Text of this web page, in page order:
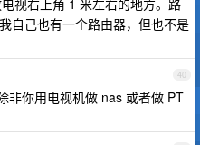
视右上角 1 米左右的地方。路
自己也有一个路由器，但也不是
40
非你用电视机做 nas 或者做 PT